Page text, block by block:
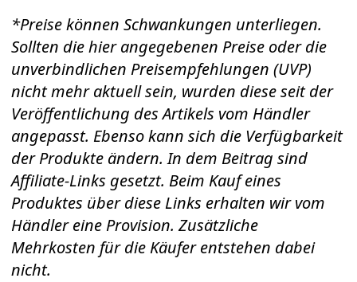
*Preise können Schwankungen unterliegen.
Sollten die hier angegebenen Preise oder die
unverbindlichen Preisempfehlungen (UVP)
nicht mehr aktuell sein, wurden diese seit der
Veröffentlichung des Artikels vom Händler
angepasst. Ebenso kann sich die Verfügbarkeit
der Produkte ändern. In dem Beitrag sind
Affiliate-Links gesetzt. Beim Kauf eines
Produktes über diese Links erhalten wir vom
Händler eine Provision. Zusätzliche
Mehrkosten für die Käufer entstehen dabei
nicht.